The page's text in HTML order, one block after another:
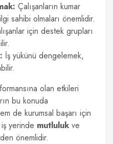
Çalışanların kumar
sahibi olmaları önemlidir.
için destek grupları
İş yükünü dengelemek,
olan etkileri
bu konuda
de kurumsal başarı için
iş yerinde mutluluk ve
önemlidir.